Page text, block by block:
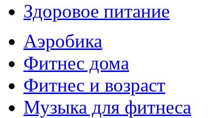
Здоровое питание
Аэробика
Фитнес дома
Фитнес и возраст
Музыка для фитнеса